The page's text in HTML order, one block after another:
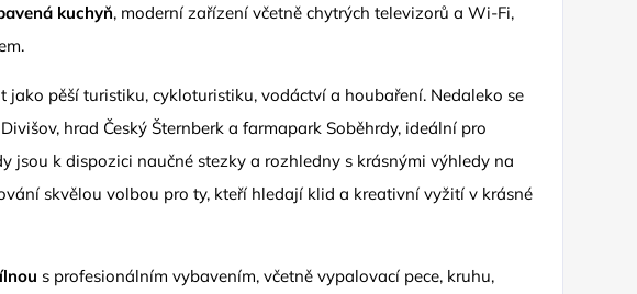
kuchyň, moderní zařízení včetně chytrých televizorů a Wi-Fi,
pěší turistiku, cykloturistiku, vodáctví a houbaření. Nedaleko se
hrad Český Šternberk a farmapark Soběhrdy, ideální pro
jsou k dispozici naučné stezky a rozhledny s krásnými výhledy na
skvělou volbou pro ty, kteří hledají klid a kreativní vyžití v krásné
s profesionálním vybavením, včetně vypalovací pece, kruhu,